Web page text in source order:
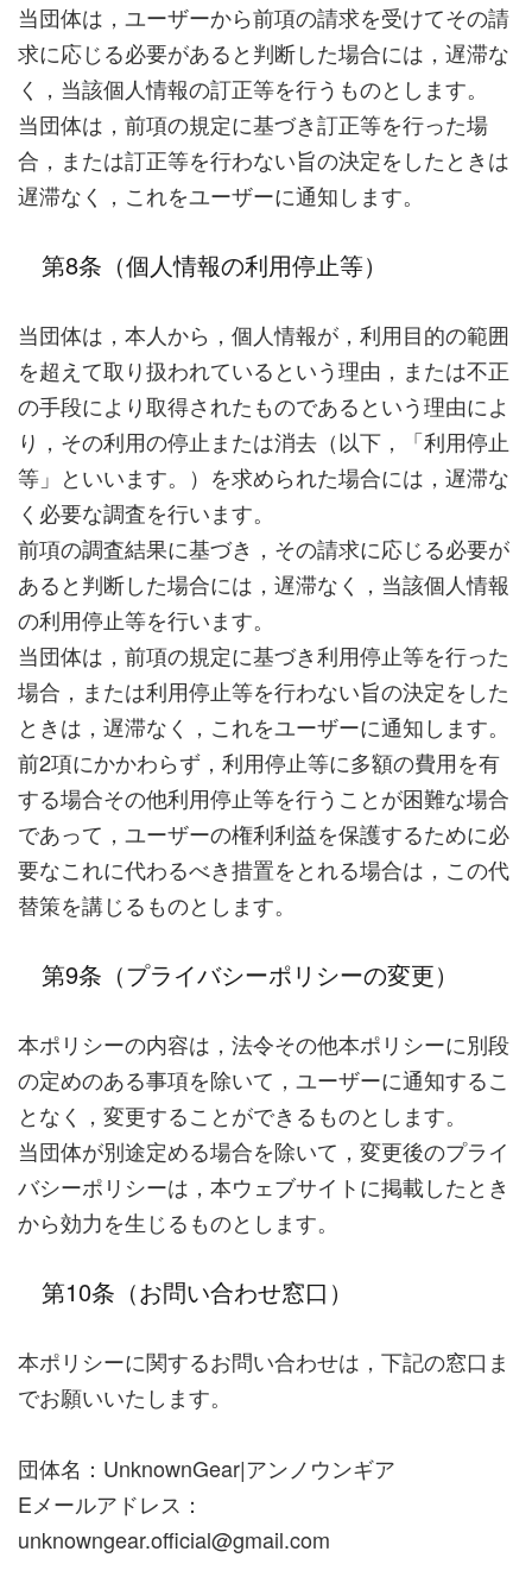
当団体は，ユーザーから前項の請求を受けてその請
求に応じる必要があると判断した場合には，遅滞な
く，当該個人情報の訂正等を行うものとします。
当団体は，前項の規定に基づき訂正等を行った場
合，または訂正等を行わない旨の決定をしたときは
遅滞なく，これをユーザーに通知します。
第8条（個人情報の利用停止等）
当団体は，本人から，個人情報が，利用目的の範囲
を超えて取り扱われているという理由，または不正
の手段により取得されたものであるという理由によ
り，その利用の停止または消去（以下，「利用停止
等」といいます。）を求められた場合には，遅滞な
く必要な調査を行います。
前項の調査結果に基づき，その請求に応じる必要が
あると判断した場合には，遅滞なく，当該個人情報
の利用停止等を行います。
当団体は，前項の規定に基づき利用停止等を行った
場合，または利用停止等を行わない旨の決定をした
ときは，遅滞なく，これをユーザーに通知します。
前2項にかかわらず，利用停止等に多額の費用を有
する場合その他利用停止等を行うことが困難な場合
であって，ユーザーの権利利益を保護するために必
要なこれに代わるべき措置をとれる場合は，この代
替策を講じるものとします。
第9条（プライバシーポリシーの変更）
本ポリシーの内容は，法令その他本ポリシーに別段
の定めのある事項を除いて，ユーザーに通知するこ
となく，変更することができるものとします。
当団体が別途定める場合を除いて，変更後のプライ
バシーポリシーは，本ウェブサイトに掲載したとき
から効力を生じるものとします。
第10条（お問い合わせ窓口）
本ポリシーに関するお問い合わせは，下記の窓口ま
でお願いいたします。
団体名：UnknownGear|アンノウンギア
Eメールアドレス：
unknowngear.official@gmail.com